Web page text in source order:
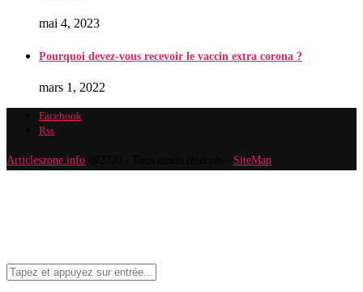
mai 4, 2023
Pourquoi devez-vous recevoir le vaccin extra corona ?
mars 1, 2022
Facebook
Rss
Articleszone.info SiteMap